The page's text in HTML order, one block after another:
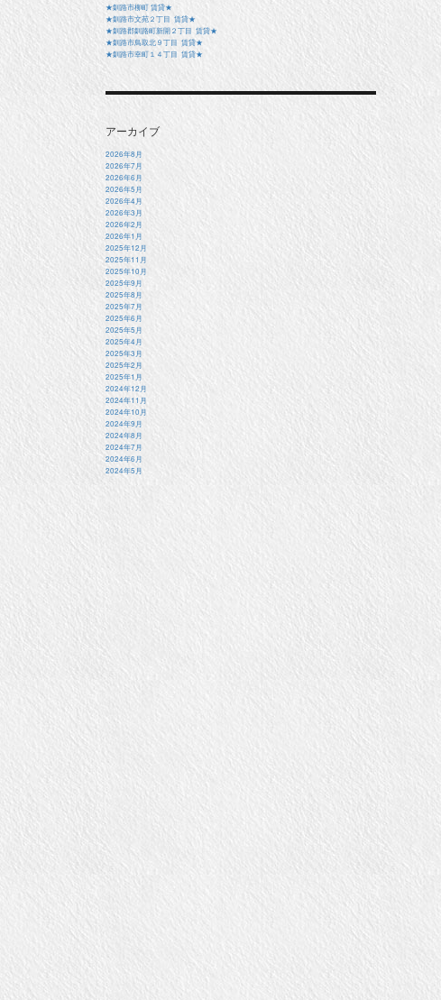
★釧路市柳町 賃貸★
★釧路市文苑２丁目 賃貸★
★釧路郡釧路町新開２丁目 賃貸★
★釧路市鳥取北９丁目 賃貸★
★釧路市幸町１４丁目 賃貸★
アーカイブ
2026年8月
2026年7月
2026年6月
2026年5月
2026年4月
2026年3月
2026年2月
2026年1月
2025年12月
2025年11月
2025年10月
2025年9月
2025年8月
2025年7月
2025年6月
2025年5月
2025年4月
2025年3月
2025年2月
2025年1月
2024年12月
2024年11月
2024年10月
2024年9月
2024年8月
2024年7月
2024年6月
2024年5月